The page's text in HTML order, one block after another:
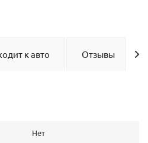
к авто Отзывы
Нет